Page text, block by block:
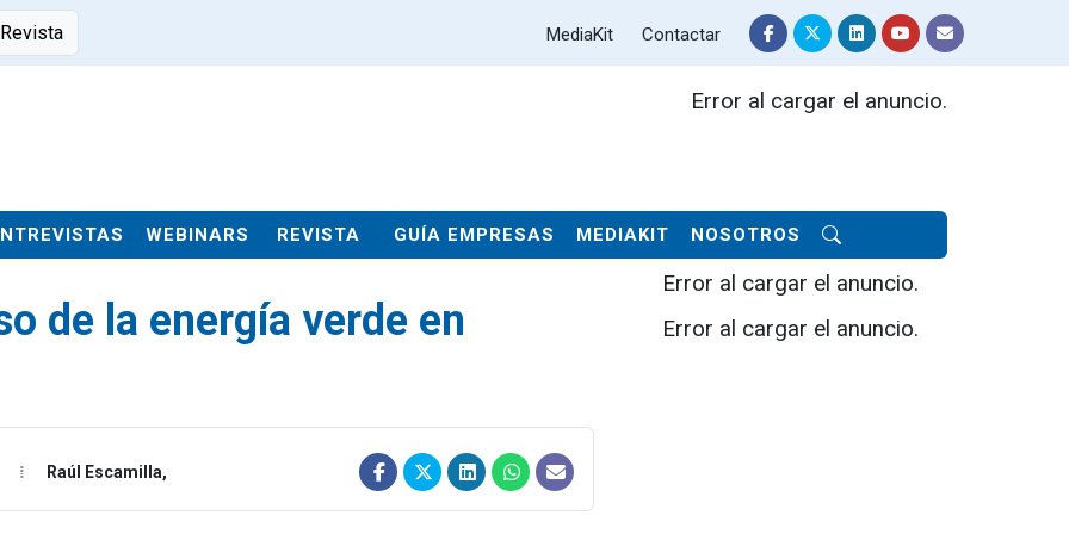
MediaKit Contactar
Error al cargar el anuncio.
WEBINARS REVISTA GUÍA EMPRESAS MEDIAKIT NOSOTROS
de la energía verde en
Raúl Escamilla,
Error al cargar el anuncio.
Error al cargar el anuncio.